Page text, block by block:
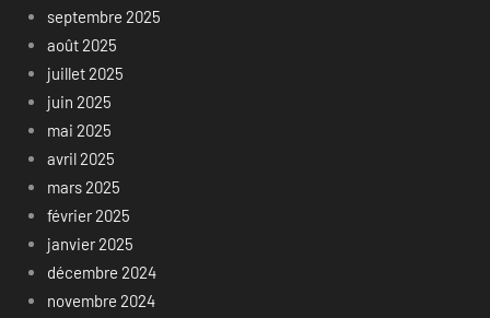
septembre 2025
août 2025
juillet 2025
juin 2025
mai 2025
avril 2025
mars 2025
février 2025
janvier 2025
décembre 2024
novembre 2024